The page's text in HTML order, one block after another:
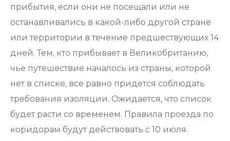
прибытия, если они не посещали или не
останавливались в какой-либо другой стране
или территории в течение предшествующих 14
дней. Тем, кто прибывает в Великобританию,
чье путешествие началось из страны, которой
нет в списке, все равно придется соблюдать
требования изоляции. Ожидается, что список
будет расти со временем. Правила проезда по
коридорам будут действовать с 10 июля.